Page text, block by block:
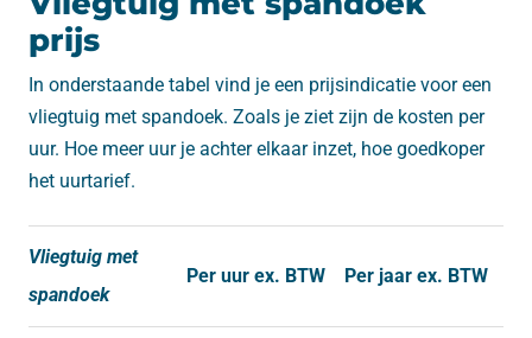
prijs
In onderstaande tabel vind je een prijsindicatie voor een
vliegtuig met spandoek. Zoals je ziet zijn de kosten per
uur. Hoe meer uur je achter elkaar inzet, hoe goedkoper
het uurtarief.
Vliegtuig met
spandoek
Per uur ex. BTW Per jaar ex. BTW